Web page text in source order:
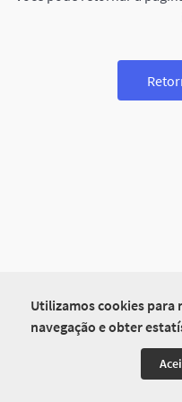
Utilizamos cookies para
navegação e obter